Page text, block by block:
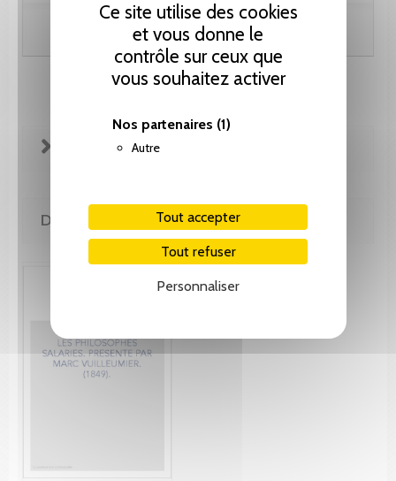
Ce site utilise des cookies
et vous donne le
contrôle sur ceux que
vous souhaitez activer
Nos partenaires (1)
Autre
Tout accepter
Tout refuser
Personnaliser
Ajouter au panier
FICHE TECHNIQUE
DE MÊME AUTEUR(E)